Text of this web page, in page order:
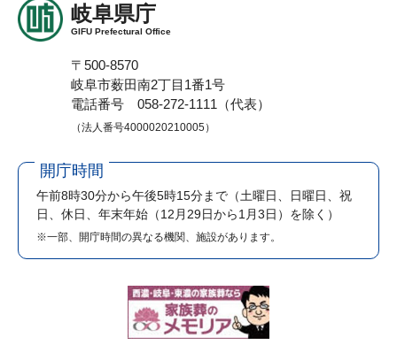
岐阜県庁
GIFU Prefectural Office
〒500-8570
岐阜市薮田南2丁目1番1号
電話番号 058-272-1111（代表）
（法人番号4000020210005）
開庁時間
午前8時30分から午後5時15分まで （土曜日、日曜日、祝
日、休日、年末年始（12月29日から1月3日）を除く）
※一部、開庁時間の異なる機関、施設があります。